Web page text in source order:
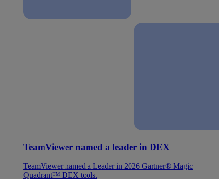
TeamViewer named a leader in DEX
TeamViewer named a Leader in 2026 Gartner® Magic
Quadrant™ DEX tools.